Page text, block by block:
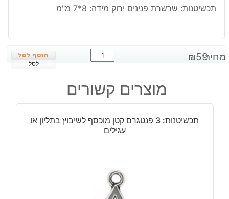
תכשיטנות: שרשרת פנינים ירוק מידה: 8*7 מ"מ
מחיר: ₪59
כמות
של
שרשרת
פנינים
מידה:
לסל
מוצרים קשורים
תכשיטנות: 3 פנטגרם קטן מוכסף לשיבוץ בתליון או
עגילים